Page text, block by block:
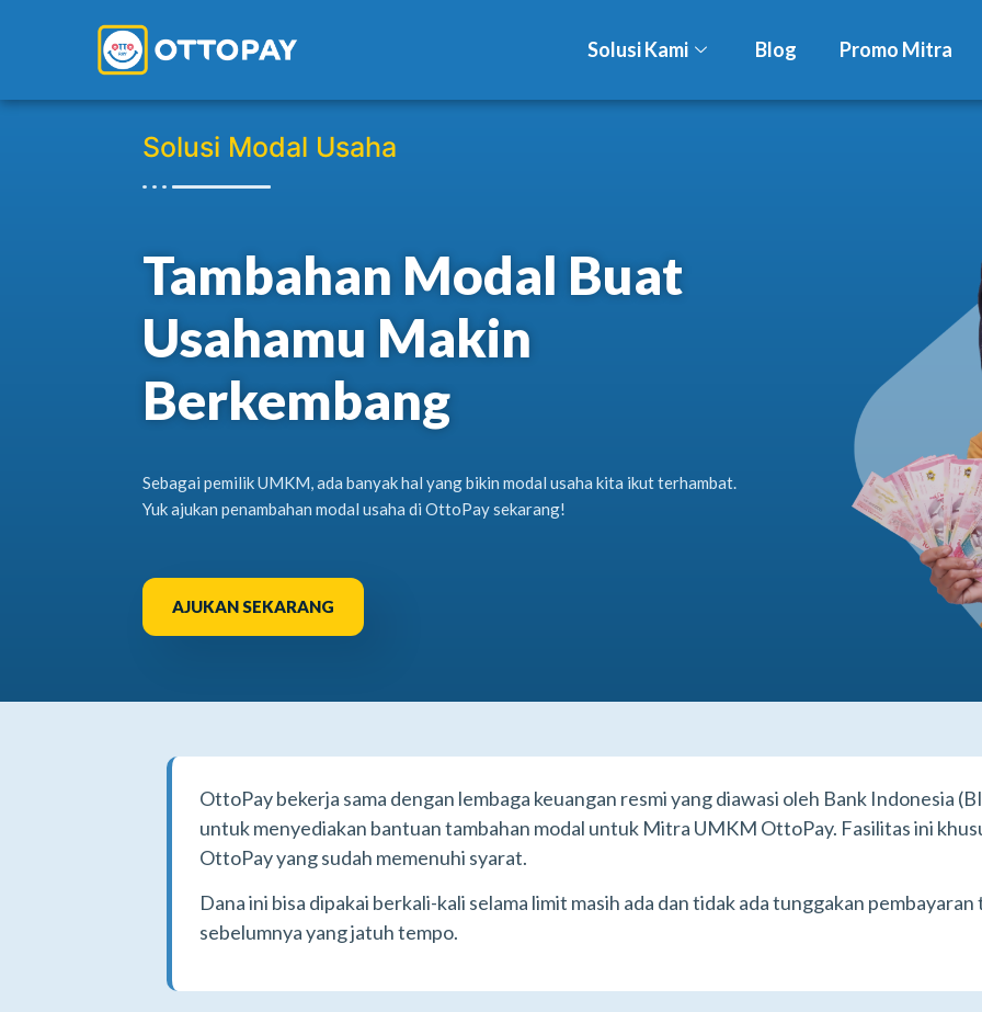
Solusi Kami Blog Promo Mitra
Solusi Modal Usaha
Tambahan Modal Buat
Usahamu Makin
Berkembang
Sebagai pemilik UMKM, ada banyak hal yang bikin modal usaha kita ikut terhambat.
Yuk ajukan penambahan modal usaha di OttoPay sekarang!
AJUKAN SEKARANG
OttoPay bekerja sama dengan lembaga keuangan resmi yang diawasi oleh Bank Indonesia
untuk menyediakan bantuan tambahan modal untuk Mitra UMKM OttoPay. Fasilitas ini
OttoPay yang sudah memenuhi syarat.
Dana ini bisa dipakai berkali-kali selama limit masih ada dan tidak ada tunggakan
sebelumnya yang jatuh tempo.